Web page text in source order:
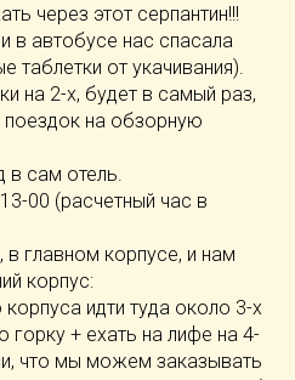
через этот серпантин!!!
в автобусе нас спасала
таблетки от укачивания).
на 2-х, будет в самый раз,
поездок на обзорную
в сам отель.
00 (расчетный час в
главном корпусе, и нам
корпус:
идти туда около 3-х
горку + ехать на лифе на 4-
что мы можем заказывать